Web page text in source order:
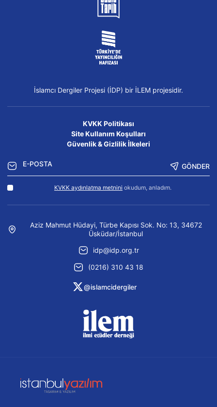
İslamcı Dergiler Projesi (İDP) bir İLEM projesidir.
KVKK Politikası
Site Kullanım Koşulları
Güvenlik & Gizlilik İlkeleri
GÖNDER
KVKK aydınlatma metnini okudum, anladım.
Aziz Mahmut Hüdayi, Türbe Kapısı Sok. No: 13, 34672
Üsküdar/İstanbul
idp@idp.org.tr
(0216) 310 43 18
@islamcidergiler